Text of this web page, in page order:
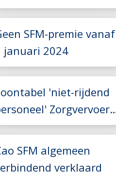
Lees meer
SFM-premie vanaf
januari 2024
Lees meer
'niet-rijdend
Zorgvervoer
Taxi aangepast
SFM algemeen
verklaard